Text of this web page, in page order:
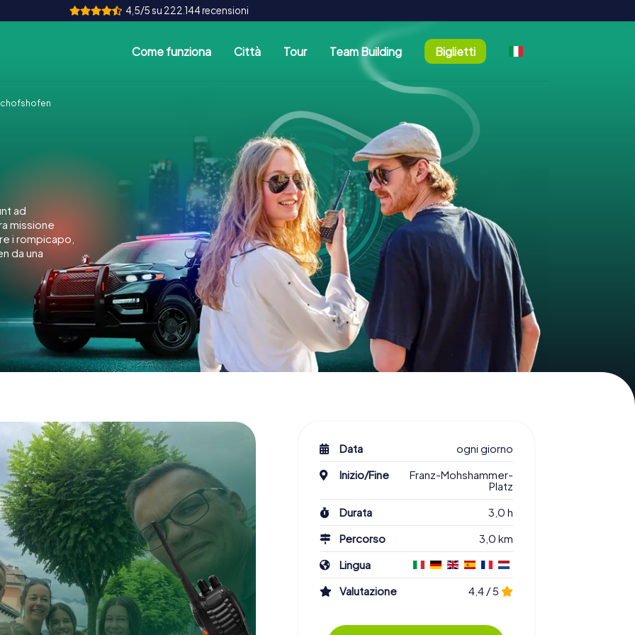
4,5/5 su 222.144 recensioni
Come funziona Città Tour Team Building Biglietti
ad
missione
i rompicapo,
da una
Data
ogni giorno
Inizio/Fine
Franz-Mohshammer-
Platz
Durata
3,0 h
Percorso
3,0 km
Lingua
Valutazione
4,4 / 5